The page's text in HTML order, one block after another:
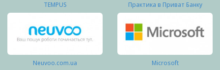
TEMPUS Практика в Приват Банку
Neuvoo.com.ua Microsoft